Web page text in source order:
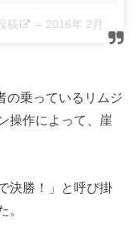
稿 – 2016年 2月月21日午前12時10分PST
の乗っているリムジ
操作によって、崖
決勝！」と呼び掛
。